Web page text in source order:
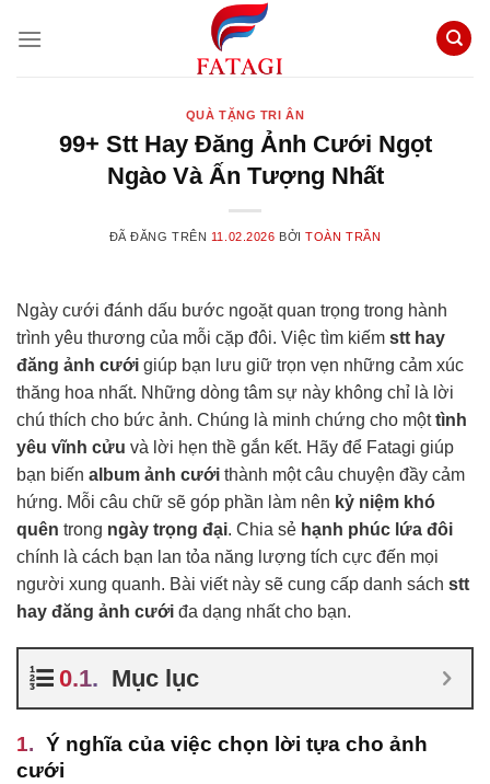
đến
QUÀ TẶNG TRI ÂN
99+ Stt Hay Đăng Ảnh Cưới Ngọt
Ngào Và Ấn Tượng Nhất
ĐÃ ĐĂNG TRÊN 11.02.2026 BỞITOÀN TRẦN
Ngày cưới đánh dấu bước ngoặt quan trọng trong hành
trình yêu thương của mỗi cặp đôi. Việc tìm kiếm stt hay
đăng ảnh cưới giúp bạn lưu giữ trọn vẹn những cảm xúc
thăng hoa nhất. Những dòng tâm sự này không chỉ là lời
chú thích cho bức ảnh. Chúng là minh chứng cho mộttình
yêu vĩnh cửu và lời hẹn thề gắn kết. Hãy để Fatagi giúp
bạn biến album ảnh cưới thành một câu chuyện đầy cảm
hứng. Mỗi câu chữ sẽ góp phần làm nên kỷ niệm khó
quên trong ngày trọng đại. Chia sẻ hạnh phúc lứa đôi
chính là cách bạn lan tỏa năng lượng tích cực đến mọi
người xung quanh. Bài viết này sẽ cung cấp danh sách stt
hay đăng ảnh cưới đa dạng nhất cho bạn.
Mục lục
Ý nghĩa của việc chọn lời tựa cho ảnh
cưới